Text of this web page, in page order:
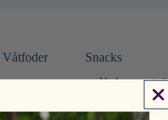
Våtfoder Snacks